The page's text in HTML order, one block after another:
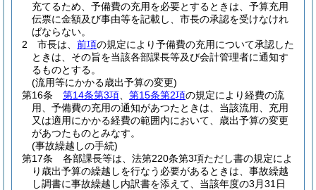
充てるため、予備費の充用を必要とするときは、予算充用
伝票に金額及び事由等を記載し、市長の承認を受けなけれ
ばならない。
2
市長は、 前項の規定により予備費の充用について承認した
ときは、その旨を当該各部課長等及び会計管理者に通知す
るものとする。
(流用等にかかる歳出予算の変更)
第16条
第14条第3項 第15条第2項の規定により経費の流
用、予備費の充用の通知があつたときは、当該流用、充用
又は適用にかかる経費の範囲内において、歳出予算の変更
があつたものとみなす。
(事故繰越しの手続)
第17条
各部課長等は、法第220条第3項ただし書の規定によ
り歳出予算の繰越しを行なう必要があるときは、事故繰越
し調書に事故繰越し内訳書を添えて、当該年度の3月31日